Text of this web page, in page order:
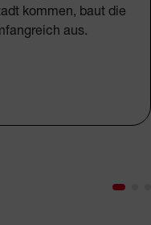
kommen, baut die
aus.